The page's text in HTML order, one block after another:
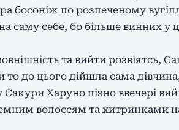
босоніж по розпеченому
саму себе, бо більше винних у
та вийти розвіятсь,
то до цього дійшла сама
Харуно пізно ввечері
волоссям та хитринками